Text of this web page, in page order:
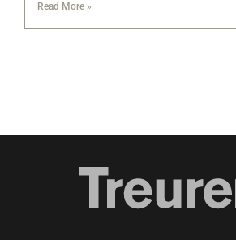
Read More »